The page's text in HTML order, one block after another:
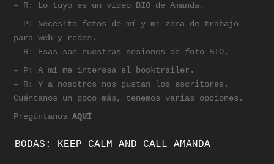
– R: Lo tuyo es un vídeo BIO de Amanda.
– P: Necesito fotos de mí y mi zona de trabajo
para web y redes.
– R: Esas son nuestras sesiones de foto BIO.
– P: A mí me interesa el booktrailer.
– R: Y a nosotros nos gustan los escritores.
Cuéntanos un poco más, tenemos varias opciones.
PregúntanosAQUÍ
BODAS: KEEP CALM AND CALL AMANDA